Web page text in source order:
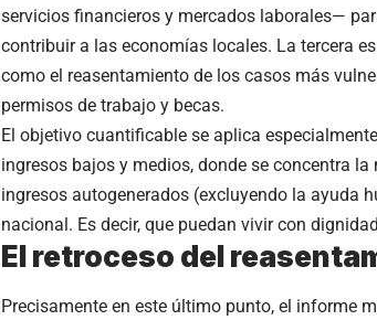
servicios financieros y mercados laborales—
contribuir a las economías locales. La tercera
como el reasentamiento de los casos más
permisos de trabajo y becas.
El objetivo cuantificable se aplica
ingresos bajos y medios, donde se concentra
ingresos autogenerados (excluyendo la ayuda
nacional. Es decir, que puedan vivir con
El retroceso del
Precisamente en este último punto, el informe